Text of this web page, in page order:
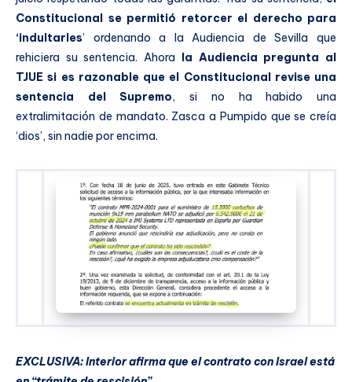
Constitucional se permitió retorcer el derecho para
‘indultarles’ ordenando a la Audiencia de Sevilla que
rehiciera su sentencia. Ahora
la Audiencia pregunta al
TJUE si es razonable que el Constitucional revise una
sentencia del Supremo, si no ha habido una
extralimitación de mandato. Zasca a Pumpido que se creía
‘dios’, sin nadie por encima.
EXCLUSIVA: Interior afirma que el contrato con Israel está